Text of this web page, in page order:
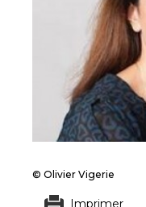
© Olivier Vigerie
Imprimer